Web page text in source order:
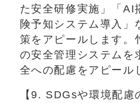
た安全研修実施」「AI
険予知システム導入」
策をアピールします。
の安全管理システムを
全への配慮をアピール
【9. SDGsや環境配慮